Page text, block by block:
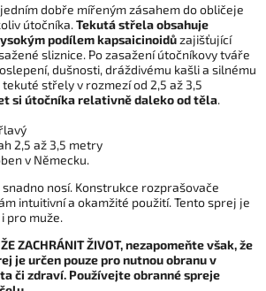
dobře mířeným zásahem do obličeje
útočníka.Tekutá střela obsahuje
podílem kapsaicinoidůzajišťující
sliznice. Po zasažení útočníkovy tváře
dušnosti, dráždivému kašli a silnému
střely v rozmezí od 2,5 až 3,5
si útočníka relativně daleko od těla.
2,5 až 3,5 metry
v Německu.
snadno nosí. Konstrukce rozprašovače
intuitivní a okamžité použití. Tento sprej je
pro muže.
ZACHRÁNIT ŽIVOT, nezapomeňte však, že
je určen pouze pro nutnou obranu v
či zdraví. Používejte obranné spreje